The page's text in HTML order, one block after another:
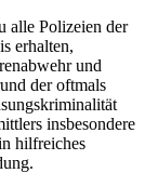
alle Polizeien der
erhalten,
und
der oftmals
insbesondere
hilfreiches